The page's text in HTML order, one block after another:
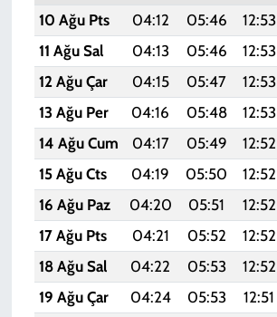
10 Ağu Pts
04:12 05:46 12:53
11 Ağu Sal
04:13 05:46 12:53
12 Ağu Çar
04:15 05:47 12:53
13 Ağu Per
04:16 05:48 12:53
14 Ağu Cum
04:17 05:49 12:52
15 Ağu Cts
04:19 05:50 12:52
16 Ağu Paz
04:20 05:51 12:52
17 Ağu Pts
04:21 05:52 12:52
18 Ağu Sal
04:22 05:53 12:52
19 Ağu Çar
04:24 05:53 12:51